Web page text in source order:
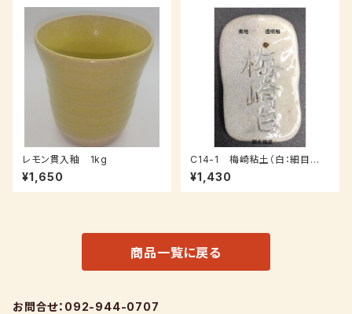
レモン貫入釉 1kg
¥1,650
C14-1 梅崎粘土（白：細目
土）：１０ｋｇ
¥1,430
商品一覧に戻る
お問合せ：092-944-0707